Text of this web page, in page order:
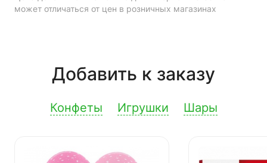
может отличаться от цен в розничных магазинах
Добавить к заказу
Конфеты Игрушки Шары